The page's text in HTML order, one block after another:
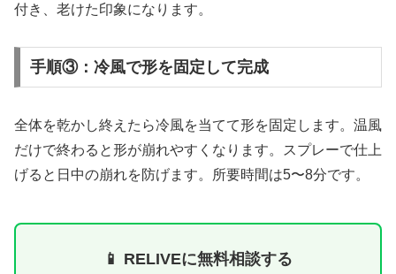
付き、老けた印象になります。
手順③：冷風で形を固定して完成
全体を乾かし終えたら冷風を当てて形を固定します。温風
だけで終わると形が崩れやすくなります。スプレーで仕上
げると日中の崩れを防げます。所要時間は5〜8分です。
📱 RELIVEに無料相談する